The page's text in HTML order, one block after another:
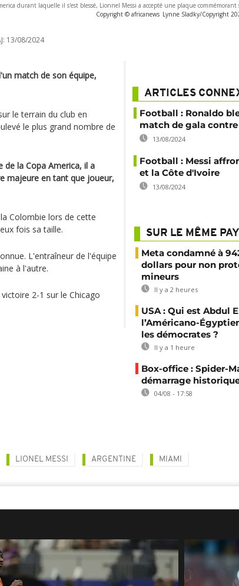
durant laquelle il s'est blessé, Lionnel Messi a accepté une plaque
Copyright © africanews Lynne Sladky/Copyright
13/08/2024
match de son équipe,
le terrain du club en
le plus grand nombre de
de la Copa America, il a
majeure en tant que joueur,
Colombie lors de cette
fois sa taille.
L'entraîneur de l'équipe
à l'autre.
2-1 sur le Chicago
ARTICLES
Football : Ronaldo
match de gala contre
13/08/2024
Football : Messi
et la Côte d'Ivoire
13/08/2024
SUR LE MÊME
Meta condamné à
dollars pour non
mineurs
Il y a 2 heures
USA : Qui est Abdul
l’Américano-
les démocrates ?
Il y a 1 heure
Box-office : Spider-
démarrage
04/08 - 17:58
LIONEL MESSI ARGENTINE MIAMI